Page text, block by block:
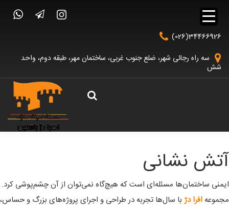
(026)34466926
سه راه رجائی شهر، ضلع جنوب غربی، ساختمان مهر، طبقه دوم، واحد
شش
آتش نشانی
ایمنی ساختمان‌ها مسئله‌ای است که هیچ‌گاه نمی‌توان از آن چشم‌پوشی کرد.
مجموعه افرا دژ با سال‌ها تجربه در طراحی و اجرای پروژه‌های بزرگ و حساس،